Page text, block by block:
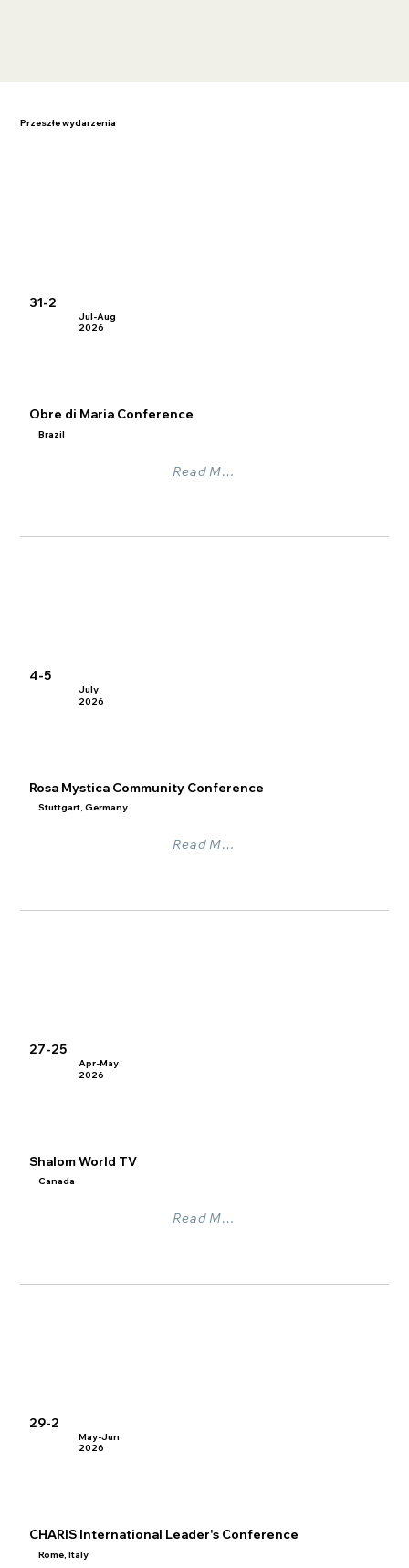
Przeszłe wydarzenia
Jul-Aug
31-2
2026
Obre di Maria Conference
Brazil
Read More
July
4-5
2026
Rosa Mystica Community Conference
Stuttgart, Germany
Read More
Apr-May
27-25
2026
Shalom World TV
Canada
Read More
May-Jun
29-2
2026
CHARIS International Leader's Conference
Rome, Italy